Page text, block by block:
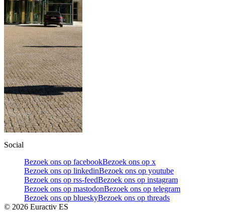
Social
Bezoek ons op facebookBezoek ons op x
Bezoek ons op linkedinBezoek ons op youtube
Bezoek ons op rss-feedBezoek ons op instagram
Bezoek ons op mastodonBezoek ons op telegram
Bezoek ons op blueskyBezoek ons op threads
© 2026 Euractiv ES